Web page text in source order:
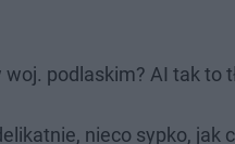
podlaskim? AI tak to
nieco sypko, jak